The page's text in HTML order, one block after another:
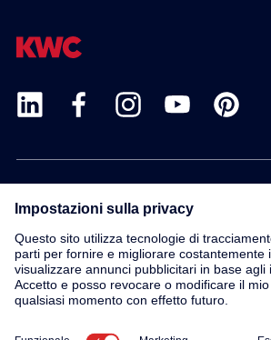
Prodotti
Servizio
Contatto